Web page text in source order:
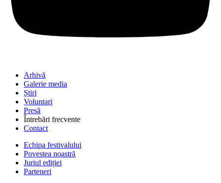
Arhivă
Galerie media
Știri
Voluntari
Presă
Întrebări frecvente
Contact
Echipa festivalului
Povestea noastră
Juriul ediției
Parteneri